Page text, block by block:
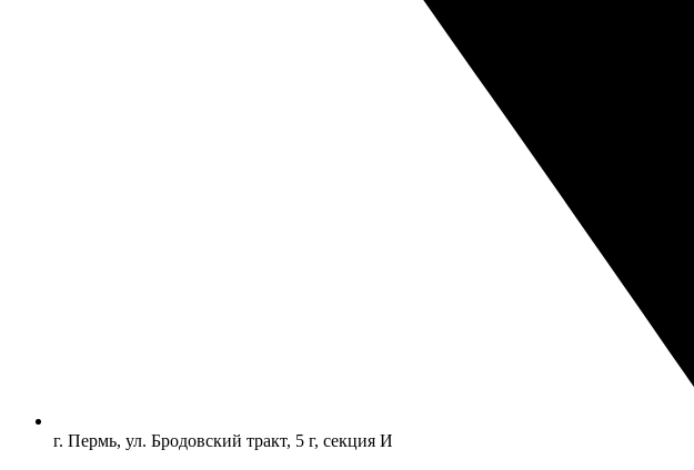
г. Пермь, ул. Бродовский тракт, 5 г, секция И